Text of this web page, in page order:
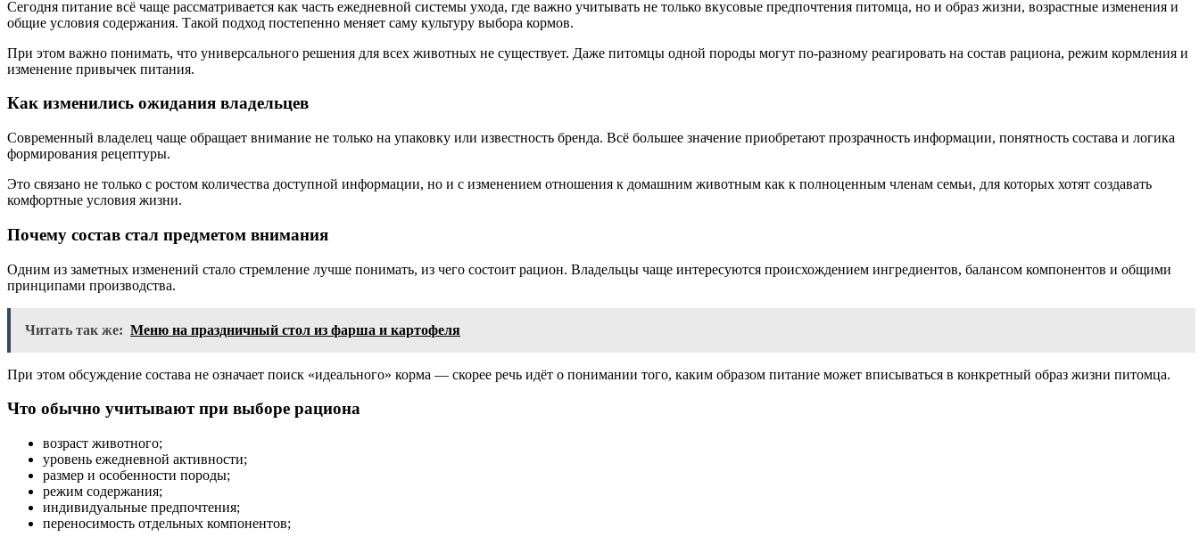
Сегодня питание всё чаще рассматривается как часть ежедневной системы ухода, где важно учитывать не только вкусовые предпочтения питомца, но и образ жизни, возрастные изменения и
общие условия содержания. Такой подход постепенно меняет саму культуру выбора кормов.
При этом важно понимать, что универсального решения для всех животных не существует. Даже питомцы одной породы могут по-разному реагировать на состав рациона, режим кормления и
изменение привычек питания.
Как изменились ожидания владельцев
Современный владелец чаще обращает внимание не только на упаковку или известность бренда. Всё большее значение приобретают прозрачность информации, понятность состава и логика
формирования рецептуры.
Это связано не только с ростом количества доступной информации, но и с изменением отношения к домашним животным как к полноценным членам семьи, для которых хотят создавать
комфортные условия жизни.
Почему состав стал предметом внимания
Одним из заметных изменений стало стремление лучше понимать, из чего состоит рацион. Владельцы чаще интересуются происхождением ингредиентов, балансом компонентов и общими
принципами производства.
Читать так же: Меню на праздничный стол из фарша и картофеля
При этом обсуждение состава не означает поиск «идеального» корма — скорее речь идёт о понимании того, каким образом питание может вписываться в конкретный образ жизни питомца.
Что обычно учитывают при выборе рациона
возраст животного;
уровень ежедневной активности;
размер и особенности породы;
режим содержания;
индивидуальные предпочтения;
переносимость отдельных компонентов;